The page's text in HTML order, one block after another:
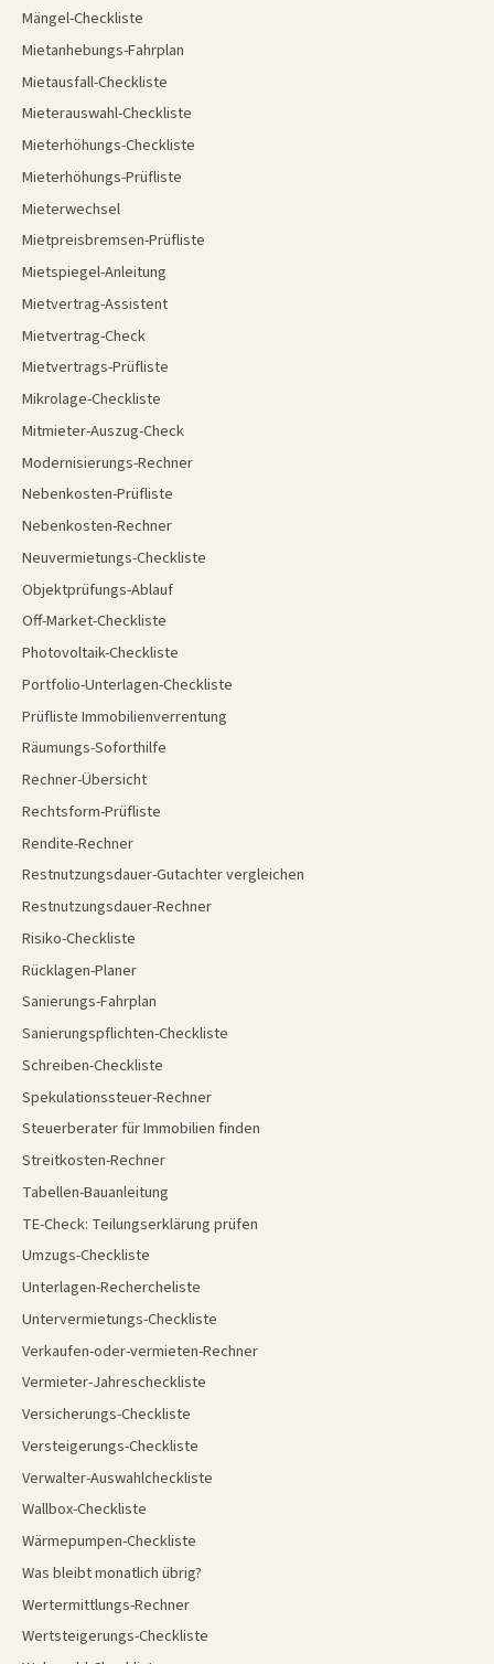
Mängel-Checkliste
Mietanhebungs-Fahrplan
Mietausfall-Checkliste
Mieterauswahl-Checkliste
Mieterhöhungs-Checkliste
Mieterhöhungs-Prüfliste
Mieterwechsel
Mietpreisbremsen-Prüfliste
Mietspiegel-Anleitung
Mietvertrag-Assistent
Mietvertrag-Check
Mietvertrags-Prüfliste
Mikrolage-Checkliste
Mitmieter-Auszug-Check
Modernisierungs-Rechner
Nebenkosten-Prüfliste
Nebenkosten-Rechner
Neuvermietungs-Checkliste
Objektprüfungs-Ablauf
Off-Market-Checkliste
Photovoltaik-Checkliste
Portfolio-Unterlagen-Checkliste
Prüfliste Immobilienverrentung
Räumungs-Soforthilfe
Rechner-Übersicht
Rechtsform-Prüfliste
Rendite-Rechner
Restnutzungsdauer-Gutachter vergleichen
Restnutzungsdauer-Rechner
Risiko-Checkliste
Rücklagen-Planer
Sanierungs-Fahrplan
Sanierungspflichten-Checkliste
Schreiben-Checkliste
Spekulationssteuer-Rechner
Steuerberater für Immobilien finden
Streitkosten-Rechner
Tabellen-Bauanleitung
TE-Check: Teilungserklärung prüfen
Umzugs-Checkliste
Unterlagen-Rechercheliste
Untervermietungs-Checkliste
Verkaufen-oder-vermieten-Rechner
Vermieter-Jahrescheckliste
Versicherungs-Checkliste
Versteigerungs-Checkliste
Verwalter-Auswahlcheckliste
Wallbox-Checkliste
Wärmepumpen-Checkliste
Was bleibt monatlich übrig?
Wertermittlungs-Rechner
Wertsteigerungs-Checkliste